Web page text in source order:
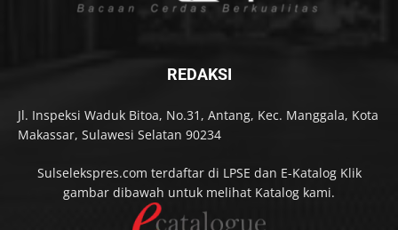
REDAKSI
Jl. Inspeksi Waduk Bitoa, No.31, Antang, Kec. Manggala, Kota
Makassar, Sulawesi Selatan 90234
Sulselekspres.com terdaftar di LPSE dan E-Katalog Klik
gambar dibawah untuk melihat Katalog kami.